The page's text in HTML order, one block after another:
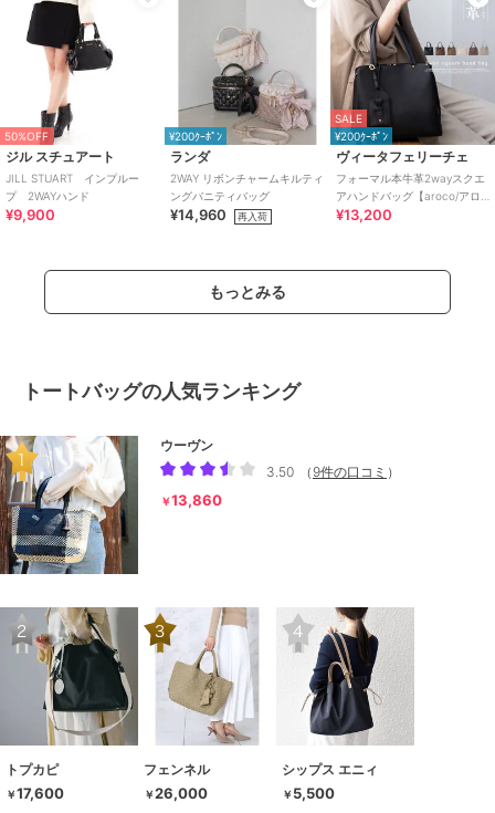
50%OFF
ジル スチュアート
JILL STUART インプルー
プ 2WAYハンド
¥9,900
¥200ｸｰﾎﾟﾝ
ランダ
2WAY リボンチャームキルティ
ングバニティバッグ
¥14,960 再入荷
SALE
¥200ｸｰﾎﾟﾝ
ヴィータフェリーチェ
フォーマル本牛革2wayスクエ
アハンドバッグ【aroco/アロ
コ】セレモニー向け
¥13,200
もっとみる
トートバッグの人気ランキング
ウーヴン
3.50
（ 9件の口コミ ）
￥13,860
トプカピ
￥17,600
フェンネル
￥26,000
シップス エニィ
￥ 5,500